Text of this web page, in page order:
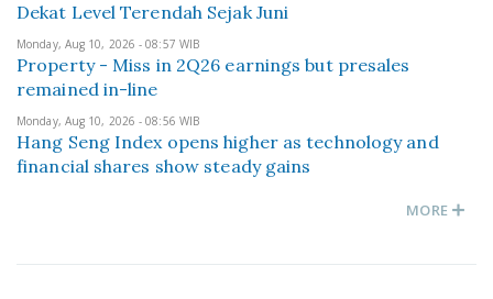
Dekat Level Terendah Sejak Juni
Monday, Aug 10, 2026 - 08:57 WIB
Property - Miss in 2Q26 earnings but presales
remained in-line
Monday, Aug 10, 2026 - 08:56 WIB
Hang Seng Index opens higher as technology and
financial shares show steady gains
MORE